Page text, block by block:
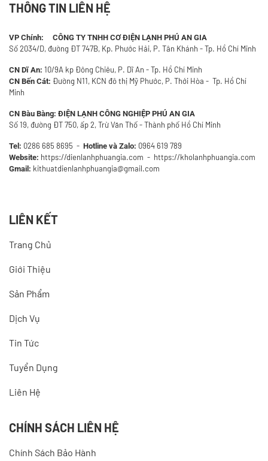
THÔNG TIN LIÊN HỆ
VP Chính: CÔNG TY TNHH CƠ ĐIỆN LẠNH PHÚ AN GIA
Số 2034/D, đường ĐT 747B, Kp. Phước Hải, P. Tân Khánh - Tp. Hồ Chí Minh
CN Dĩ An: 10/9A kp Đông Chiêu, P. Dĩ An - Tp. Hồ Chí Minh
CN Bến Cát: Đường N11, KCN đô thị Mỹ Phước, P. Thới Hòa - Tp. Hồ Chí
Minh
CN Bàu Bàng: ĐIỆN LẠNH CÔNG NGHIỆP PHÚ AN GIA
Số 19, đường ĐT 750, ấp 2, Trừ Văn Thố - Thành phố Hồ Chí Minh
Tel: 0286 685 8695 - Hotline và Zalo: 0964 619 789
Website: https://dienlanhphuangia.com - https://kholanhphuangia.com
Gmail: kithuatdienlanhphuangia@gmail.com
LIÊN KẾT
Trang Chủ
Giới Thiệu
Sản Phẩm
Dịch Vụ
Tin Tức
Tuyển Dụng
Liên Hệ
CHÍNH SÁCH LIÊN HỆ
Chính Sách Bảo Hành